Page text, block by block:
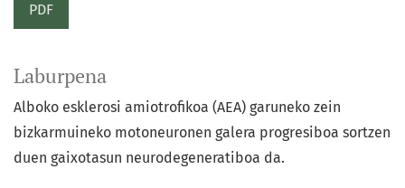
PDF
Laburpena
Alboko esklerosi amiotrofikoa (AEA) garuneko zein
bizkarmuineko motoneuronen galera progresiboa sortzen
duen gaixotasun neurodegeneratiboa da.